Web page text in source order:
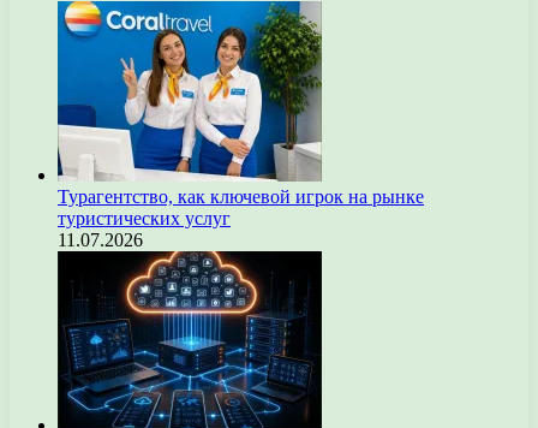
Турагентство, как ключевой игрок на рынке
туристических услуг
11.07.2026